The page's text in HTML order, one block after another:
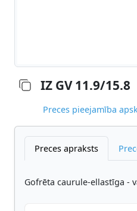
IZ GV 11.9/15.8
Preces pieejamība
Preces apraksts
Gofrēta caurule-ellastīga -